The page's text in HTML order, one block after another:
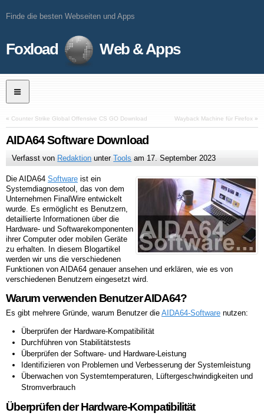
Finde die besten Webseiten und Apps
Foxload Web & Apps
« Counter Strike Global Offensive CS GO Download Wayback Machine für Firefox »
AIDA64 Software Download
Verfasst von Redaktion unterTools am 17. September 2023
Die AIDA64 Software ist ein
Systemdiagnosetool, das von dem
Unternehmen FinalWire entwickelt
wurde. Es ermöglicht es Benutzern,
detaillierte Informationen über die
Hardware- und Softwarekomponenten
ihrer Computer oder mobilen Geräte
zu erhalten. In diesem Blogartikel
werden wir uns die verschiedenen
Funktionen von AIDA64 genauer ansehen und erklären, wie es von
verschiedenen Benutzern eingesetzt wird.
Warum verwenden Benutzer AIDA64?
Es gibt mehrere Gründe, warum Benutzer die AIDA64-Software nutzen:
Überprüfen der Hardware-Kompatibilität
Durchführen von Stabilitätstests
Überprüfen der Software- und Hardware-Leistung
Identifizieren von Problemen und Verbesserung der Systemleistung
Überwachen von Systemtemperaturen, Lüftergeschwindigkeiten und
Stromverbrauch
Überprüfen der Hardware-Kompatibilität